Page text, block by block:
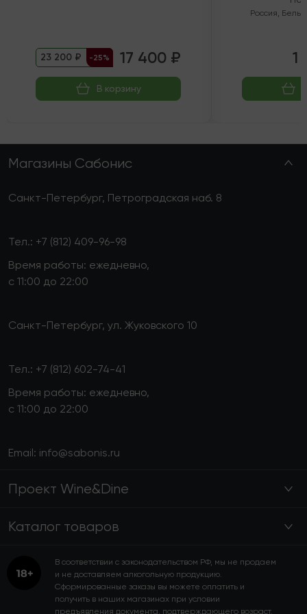
23 200 ₽ -25% 17 400 ₽
В корзину
Россия, Белый
1
Магазины Сабонис
Санкт-Петербург, Петроградская наб. 8
Тел.: +7 (812) 409-96-98
Время работы: ежедневно,
с 11:00 до 22:00
Санкт-Петербург, ул. Жуковского 10
Тел.: +7 (812) 602-74-41
Время работы: ежедневно,
с 11:00 до 22:00
Email: info@sabonis.ru
Проект Wine&Dine
Каталог товаров
В соответствии с законодательством РФ, мы не продаем
и не доставляем алкогольную продукцию.
Сформированные заказы вы можете оплатить и
получить в наших магазинах при условии
предъявления документа, подтверждающего возраст.